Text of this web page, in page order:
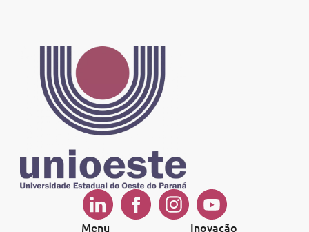
Menu Inovação